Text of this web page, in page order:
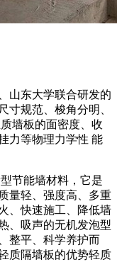
山东大学联合研发的
寸规范、梭角分明、
墙板的面密度、收
力等物理力学性 能
节能墙材料，它是
量轻、强度高、多重
、快速施工、降低墙
、吸声的无机发泡型
整平、科学养护而
质隔墙板的优势轻质